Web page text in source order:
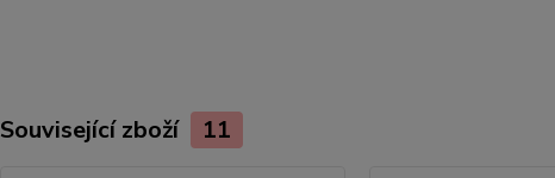
Související zboží 11